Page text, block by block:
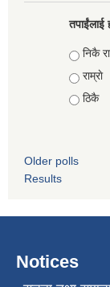
तपाईंलाई
निकै
राम्राे
ठिकै
Older polls
Results
Notices